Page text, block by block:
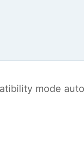
mode